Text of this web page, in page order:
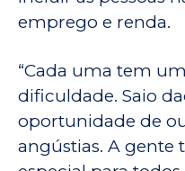
emprego e renda.
“Cada uma tem
dificuldade. Saio
oportunidade de
angústias. A